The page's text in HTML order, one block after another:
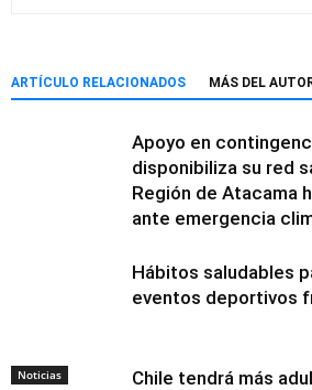
ARTÍCULO RELACIONADOS MÁS DEL
Noticias
Apoyo en
disponibiliza su red
Región de Atacama
ante emergencia
Hábitos saludables
eventos deportivos
Chile tendrá más